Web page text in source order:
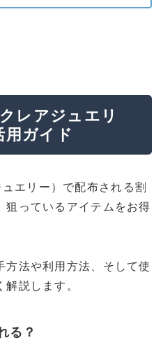
レアジュエリ
用ガイド
エリー）で配布される割
狙っているアイテムをお得
方法や利用方法、そして使
説します。
る？